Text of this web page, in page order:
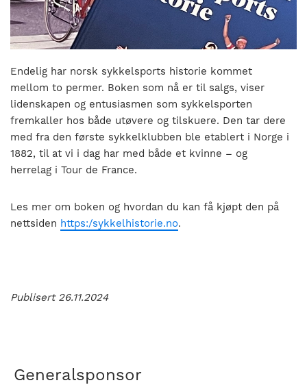
til
bli
en
folkesport.
Endelig har norsk sykkelsports historie kommet
mellom to permer. Boken som nå er til salgs, viser
lidenskapen og entusiasmen som sykkelsporten
fremkaller hos både utøvere og tilskuere. Den tar dere
med fra den første sykkelklubben ble etablert i Norge i
1882, til at vi i dag har med både et kvinne – og
herrelag i Tour de France.
Les mer om boken og hvordan du kan få kjøpt den på
nettsiden https:/sykkelhistorie.no.
Publisert 26.11.2024
Generalsponsor